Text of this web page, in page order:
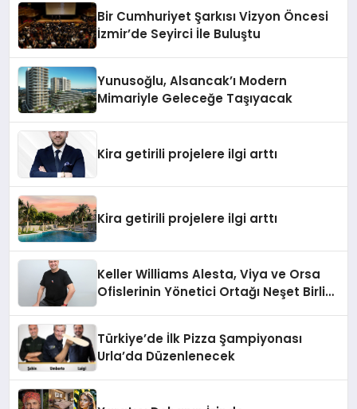
Bir Cumhuriyet Şarkısı Vizyon Öncesi
İzmir’de Seyirci İle Buluştu
Yunusoğlu, Alsancak’ı Modern
Mimariyle Geleceğe Taşıyacak
Kira getirili projelere ilgi arttı
Kira getirili projelere ilgi arttı
Keller Williams Alesta, Viya ve Orsa
Ofislerinin Yönetici Ortağı Neşet Birlik:
Türkiye’de İlk Pizza Şampiyonası
Urla’da Düzenlenecek